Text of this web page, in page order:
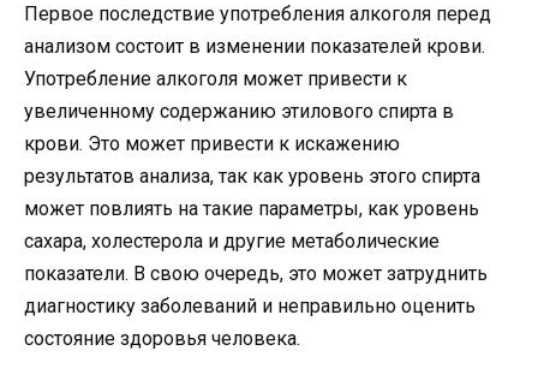
Первое последствие употребления алкоголя перед
анализом состоит в изменении показателей крови.
Употребление алкоголя может привести к
увеличенному содержанию этилового спирта в
крови. Это может привести к искажению
результатов анализа, так как уровень этого спирта
может повлиять на такие параметры, как уровень
сахара, холестерола и другие метаболические
показатели. В свою очередь, это может затруднить
диагностику заболеваний и неправильно оценить
состояние здоровья человека.